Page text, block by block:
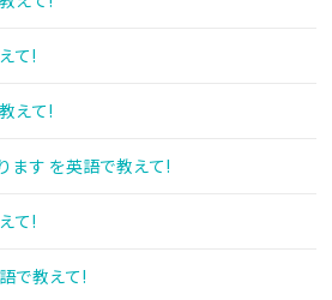
て!
えて!
ます を英語で教えて!
て!
で教えて!